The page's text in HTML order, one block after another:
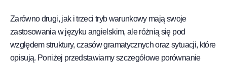
Zarówno drugi, jak i trzeci tryb warunkowy mają swoje
zastosowania w języku angielskim, ale różnią się pod
względem struktury, czasów gramatycznych oraz sytuacji, które
opisują. Poniżej przedstawiamy szczegółowe porównanie